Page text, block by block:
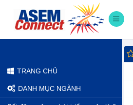
TRANG CHỦ
DANH MỤC NGÀNH